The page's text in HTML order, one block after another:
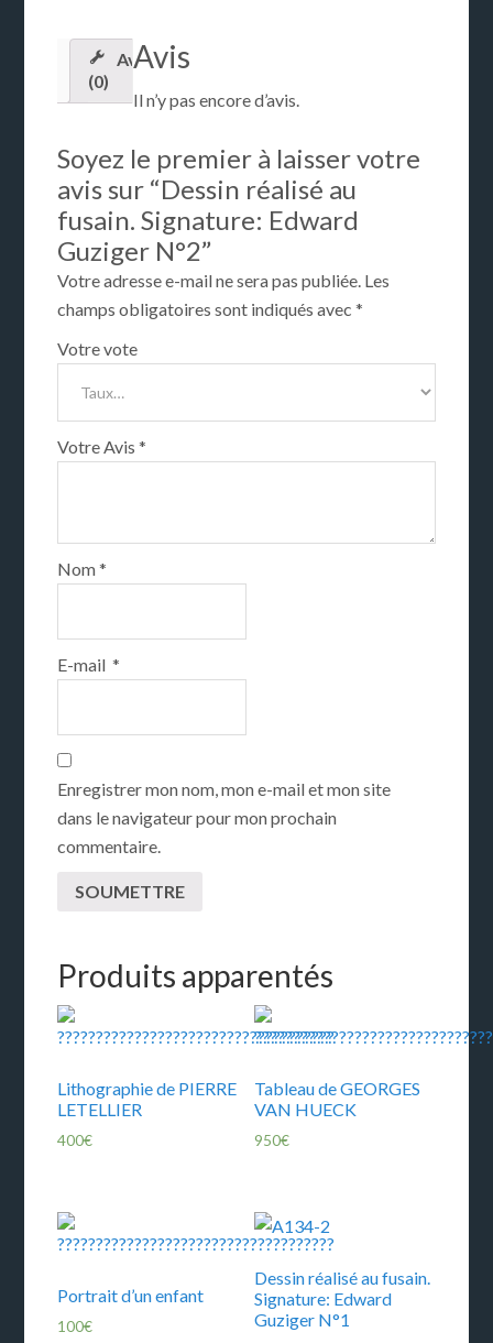
Avis
(0)
Avis
Il n’y pas encore d’avis.
Soyez le premier à laisser votre
avis sur “Dessin réalisé au
fusain. Signature: Edward
Guziger N°2”
Votre adresse e-mail ne sera pas publiée. Les
champs obligatoires sont indiqués avec*
Votre vote
Votre Avis*
Nom*
E-mail*
Enregistrer mon nom, mon e-mail et mon site
dans le navigateur pour mon prochain
commentaire.
Produits apparentés
Lithographie de PIERRE
LETELLIER
400€
Tableau de GEORGES
VAN HUECK
950€
Portrait d’un enfant
100€
Dessin réalisé au fusain.
Signature: Edward
Guziger N°1